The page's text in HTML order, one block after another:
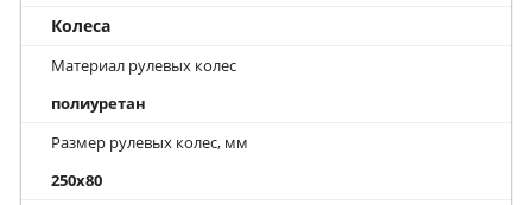
Колеса
Материал рулевых колес
полиуретан
Размер рулевых колес, мм
250x80